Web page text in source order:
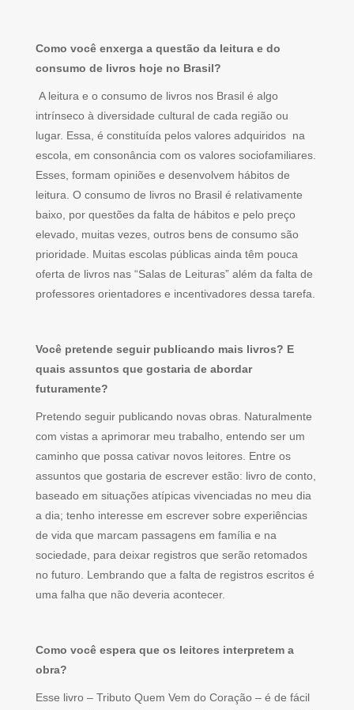
Como você enxerga a questão da leitura e do
consumo de livros hoje no Brasil?
A leitura e o consumo de livros nos Brasil é algo
intrínseco à diversidade cultural de cada região ou
lugar. Essa, é constituída pelos valores adquiridos na
escola, em consonância com os valores sociofamiliares.
Esses, formam opiniões e desenvolvem hábitos de
leitura. O consumo de livros no Brasil é relativamente
baixo, por questões da falta de hábitos e pelo preço
elevado, muitas vezes, outros bens de consumo são
prioridade. Muitas escolas públicas ainda têm pouca
oferta de livros nas “Salas de Leituras” além da falta de
professores orientadores e incentivadores dessa tarefa.
Você pretende seguir publicando mais livros? E
quais assuntos que gostaria de abordar
futuramente?
Pretendo seguir publicando novas obras. Naturalmente
com vistas a aprimorar meu trabalho, entendo ser um
caminho que possa cativar novos leitores. Entre os
assuntos que gostaria de escrever estão: livro de conto,
baseado em situações atípicas vivenciadas no meu dia
a dia; tenho interesse em escrever sobre experiências
de vida que marcam passagens em família e na
sociedade, para deixar registros que serão retomados
no futuro. Lembrando que a falta de registros escritos é
uma falha que não deveria acontecer.
Como você espera que os leitores interpretem a
obra?
Esse livro – Tributo Quem Vem do Coração – é de fácil